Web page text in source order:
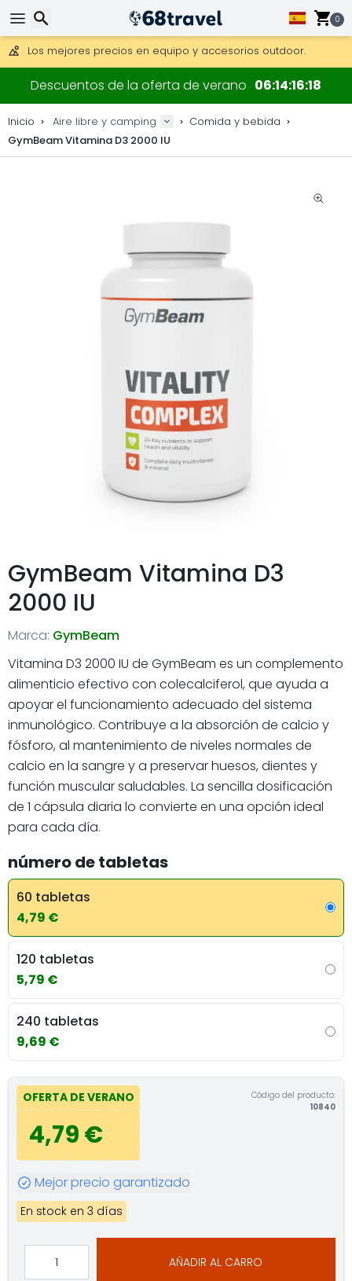
0
Envío DHL 1 día disponible.
30 días para devoluciones, 90 días para mapas de madera
Los mejores precios en equipo y accesorios outdoor.
Descuentos de la oferta de verano 06 14 16 18
Inicio Aire libre y camping
Comida y bebida
GymBeam Vitamina D3 2000 IU
GymBeam Vitamina D3
2000 IU
Marca: GymBeam
Vitamina D3 2000 IU de GymBeam es un complemento
alimenticio efectivo con colecalciferol, que ayuda a
apoyar el funcionamiento adecuado del sistema
inmunológico. Contribuye a la absorción de calcio y
fósforo, al mantenimiento de niveles normales de
calcio en la sangre y a preservar huesos, dientes y
función muscular saludables. La sencilla dosificación
de 1 cápsula diaria lo convierte en una opción ideal
para cada día.
número de tabletas
60 tabletas
4,79 €
120 tabletas
5,79 €
240 tabletas
9,69 €
OFERTA DE VERANO
4,79 €
Código del producto:
10840
Mejor precio garantizado
En stock en 3 días
AÑADIR AL CARRO
Buscar